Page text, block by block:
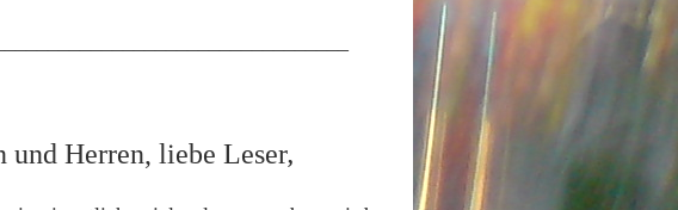
und Herren, liebe Leser,